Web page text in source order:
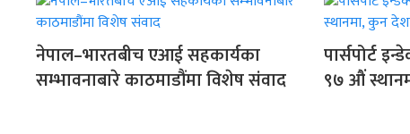
नेपाल–भारतबीच एआई सहकार्यका
सम्भावनाबारे काठमाडौंमा विशेष संवाद
पार्सपोर्ट
९७ औं